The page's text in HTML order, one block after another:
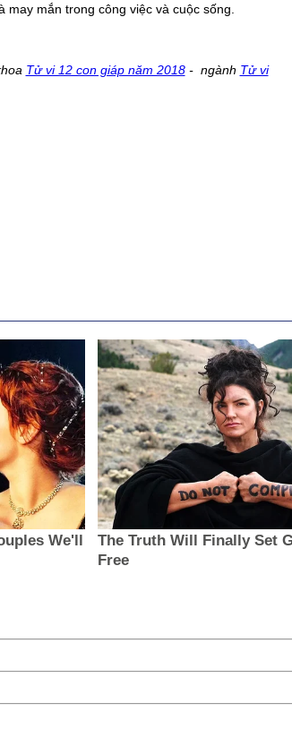
mắn trong công việc và cuộc sống.
Tử vi 12 con giáp năm 2018- ngành Tử vi